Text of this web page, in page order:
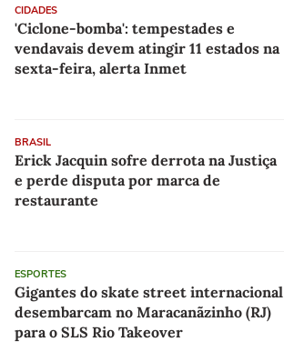
CIDADES
'Ciclone-bomba': tempestades e
vendavais devem atingir 11 estados na
sexta-feira, alerta Inmet
BRASIL
Erick Jacquin sofre derrota na Justiça
e perde disputa por marca de
restaurante
ESPORTES
Gigantes do skate street internacional
desembarcam no Maracanãzinho (RJ)
para o SLS Rio Takeover